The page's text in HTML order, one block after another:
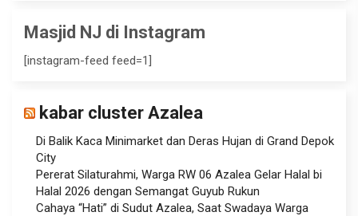
Masjid NJ di Instagram
[instagram-feed feed=1]
kabar cluster Azalea
Di Balik Kaca Minimarket dan Deras Hujan di Grand Depok
City
Pererat Silaturahmi, Warga RW 06 Azalea Gelar Halal bi
Halal 2026 dengan Semangat Guyub Rukun
Cahaya “Hati” di Sudut Azalea, Saat Swadaya Warga